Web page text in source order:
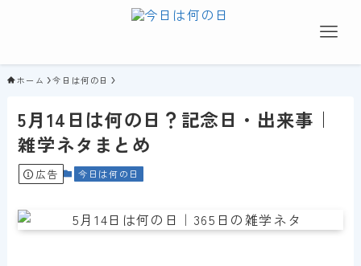
ホーム 今日は何の日
5月14日は何の日？記念日・出来事｜
雑学ネタまとめ
広告 今日は何の日